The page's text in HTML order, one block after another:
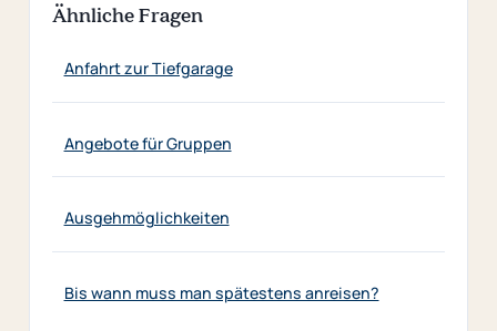
Ähnliche Fragen
Anfahrt zur Tiefgarage
Angebote für Gruppen
Ausgehmöglichkeiten
Bis wann muss man spätestens anreisen?